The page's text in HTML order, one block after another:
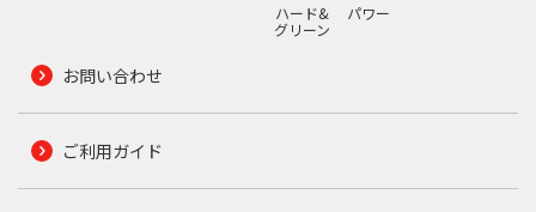
ハード&
グリーン
パワー
お問い合わせ
ご利用ガイド